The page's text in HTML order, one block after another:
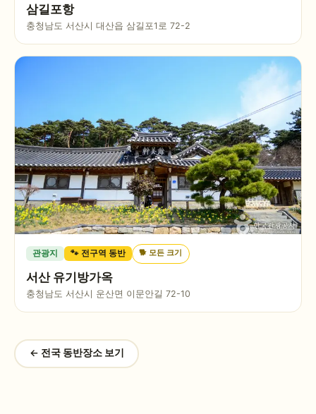
삼길포항
충청남도 서산시 대산읍 삼길포1로 72-2
관광지 🐾 전구역 동반 🐕모든 크기
서산 유기방가옥
충청남도 서산시 운산면 이문안길 72-10
← 전국 동반장소 보기